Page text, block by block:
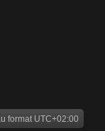
format UTC+02:00